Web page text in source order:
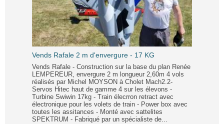
Vends Rafale 2 m d'envergure - 17 KG
Vends Rafale - Construction sur la base du plan Renée
LEMPEREUR, envergure 2 m longueur 2,60m 4 vols
réalisés par Michel MOYSON à Cholet Mach2.2-
Servos Hitec haut de gamme 4 sur les élevons -
Turbine Swiwin 17kg - Train élecrron retract avec
électronique pour les volets de train - Power box avec
toutes les assitances - Monté avec sattelites
SPEKTRUM - Fabriqué par un spécialiste de...